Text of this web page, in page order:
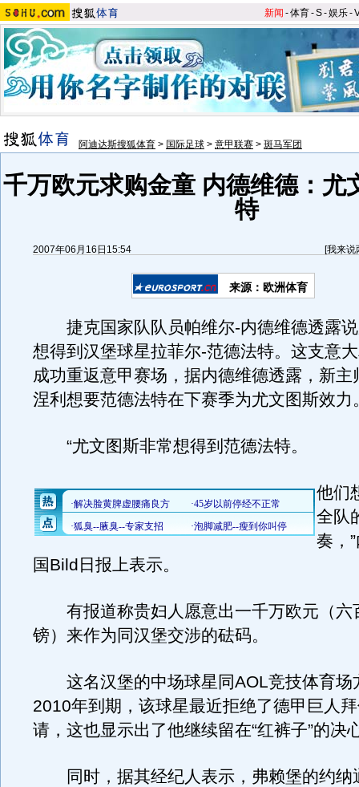
新闻 -体育-S-娱乐-
阿迪达斯搜狐体育 > 国际足球 > 意甲联赛 > 斑马军团
千万欧元求购金童 内德维德：尤
特
2007年06月16日15:54 [我来说
来源：欧洲体育
捷克国家队队员帕维尔-内德维德透露说
想得到汉堡球星拉菲尔-范德法特。这支意
成功重返意甲赛场，据内德维德透露，新主
涅利想要范德法特在下赛季为尤文图斯效力
“尤文图斯非常想得到范德法特。
他们
全队
奏，
国Bild日报上表示。
有报道称贵妇人愿意出一千万欧元（六
镑）来作为同汉堡交涉的砝码。
这名汉堡的中场球星同AOL竞技体育场
2010年到期，该球星最近拒绝了德甲巨人
请，这也显示出了他继续留在“红裤子”的决
同时，据其经纪人表示，弗赖堡的约纳